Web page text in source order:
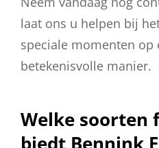
laat ons u helpen bij
speciale momenten op
betekenisvolle manier.
Welke soorten